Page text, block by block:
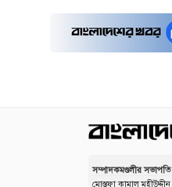
সম্পাদকমণ্ডলীর সভাপতি
মোস্তফা কামাল মহীউদ্দীন